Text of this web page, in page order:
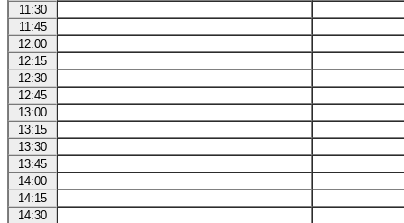
11:30
11:45
12:00
12:15
12:30
12:45
13:00
13:15
13:30
13:45
14:00
14:15
14:30